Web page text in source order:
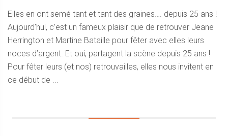
Elles en ont semé tant et tant des graines…. depuis 25 ans !
Aujourd’hui, c’est un fameux plaisir que de retrouver Jeane
Herrington et Martine Bataille pour fêter avec elles leurs
noces d’argent. Et oui, partagent la scène depuis 25 ans !
Pour fêter leurs (et nos) retrouvailles, elles nous invitent en
ce début de ...